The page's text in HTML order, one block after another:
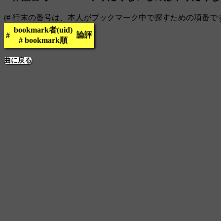
(# 行末の番号は、本人がブックマーク中で探すための項番で
#
bookmark者(uid)
# bookmark順
論評
曲に戻る